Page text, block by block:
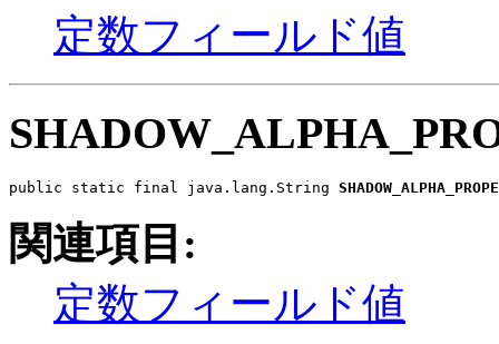
定数フィールド値
public static final java.lang.String
関連項目:
定数フィールド値